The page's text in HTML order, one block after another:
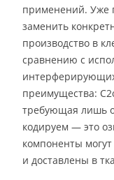
применений. Уже
заменить
производство в
сравнению с
преимущества:
требующая лишь
кодируем — это
компоненты
и доставлены в